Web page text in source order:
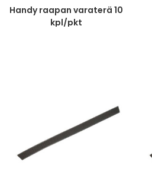
Handy raapan varaterä 10
kpl/pkt